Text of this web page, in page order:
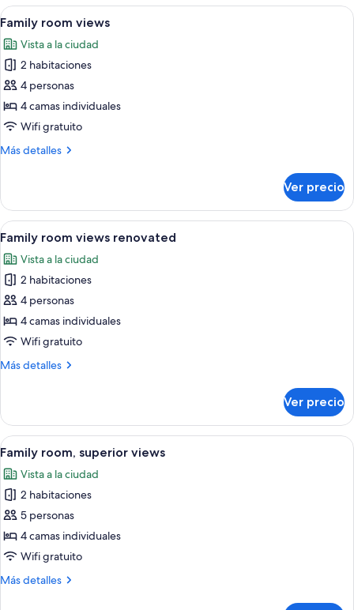
Abrir
todas
las
fotos
de
Family
room
Habitación de hotel con dos camas,
8
Family room views
Vista a la ciudad
2 habitaciones
4 personas
4 camas individuales
Wifi gratuito
Más detalles
Más
room
views
Ver precio
Abrir
todas
las
fotos
de
Family
room
renovated
Habitación de hotel con una cama
8
Family room views renovated
Vista a la ciudad
2 habitaciones
4 personas
4 camas individuales
Wifi gratuito
Más detalles
Más
room
views
renovated
Ver precio
Abrir
todas
las
fotos
de
Family
room,
views
Habitación de hotel con dos camas,
6
Family room, superior views
Vista a la ciudad
2 habitaciones
5 personas
4 camas individuales
Wifi gratuito
Más detalles
Más